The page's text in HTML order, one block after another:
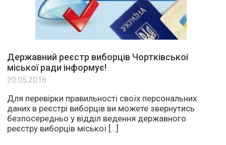
Державний реєстр виборців Чортківської
міської ради інформує!
20.05.2018
Для перевірки правильності своїх персональних
даних в реєстрі виборців ви можете звернутись
безпосередньо у відділ ведення державного
реєстру виборців міської […]